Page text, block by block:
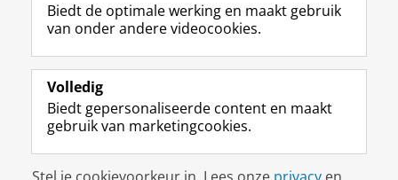
e
b
o
p
a
i
n
k
e
I
-
p
g
i
-
f
e
R
k
s
t
r
m
c
c
T
e
k
a
a
Studiekiezers
Alumni
Over ons
Disclaimer & Copyright
Biedt de optimale werking en maakt gebruik
van onder andere videocookies.
Volledig
Biedt gepersonaliseerde content en maakt
gebruik van marketingcookies.